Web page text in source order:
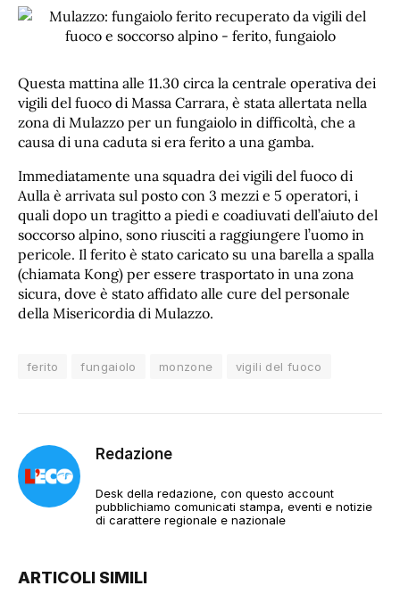
Questa mattina alle 11.30 circa la centrale operativa dei
vigili del fuoco di Massa Carrara, è stata allertata nella
zona di Mulazzo per un fungaiolo in difficoltà, che a
causa di una caduta si era ferito a una gamba.
Immediatamente una squadra dei vigili del fuoco di
Aulla è arrivata sul posto con 3 mezzi e 5 operatori, i
quali dopo un tragitto a piedi e coadiuvati dell’aiuto del
soccorso alpino, sono riusciti a raggiungere l’uomo in
pericole. Il ferito è stato caricato su una barella a spalla
(chiamata Kong) per essere trasportato in una zona
sicura, dove è stato affidato alle cure del personale
della Misericordia di Mulazzo.
ferito fungaiolo monzone vigili del fuoco
Redazione
Desk della redazione, con questo account
pubblichiamo comunicati stampa, eventi e notizie
di carattere regionale e nazionale
ARTICOLI SIMILI